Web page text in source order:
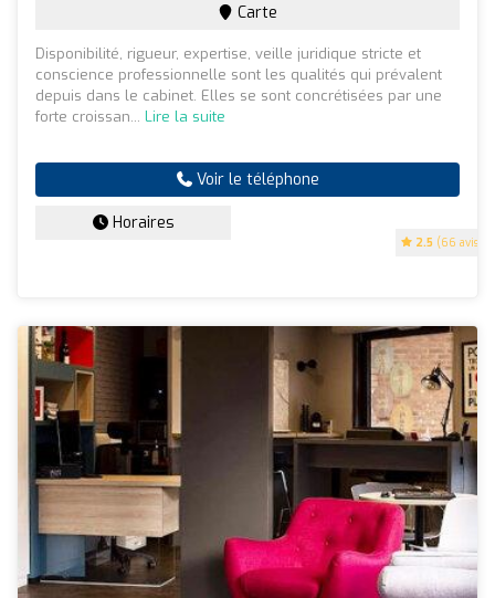
2.5 (66 avis)
Carte
Disponibilité, rigueur, expertise, veille juridique stricte et
conscience professionnelle sont les qualités qui prévalent
depuis dans le cabinet. Elles se sont concrétisées par une
forte croissan... Lire la suite
Voir le téléphone
Horaires